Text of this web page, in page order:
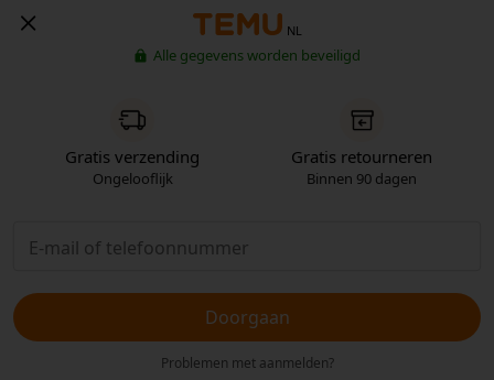
NL
Alle gegevens worden beveiligd
Gratis verzending
Ongelooflijk
Gratis retourneren
Binnen 90 dagen
Doorgaan
Problemen met aanmelden?